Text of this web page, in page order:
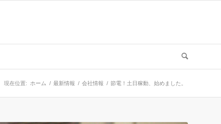
現在位置: ホーム / 最新情報 / 会社情報 / 節電！土日稼動、始めました。